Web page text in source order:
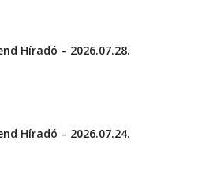
Híradó – 2026.07.28.
Híradó – 2026.07.24.